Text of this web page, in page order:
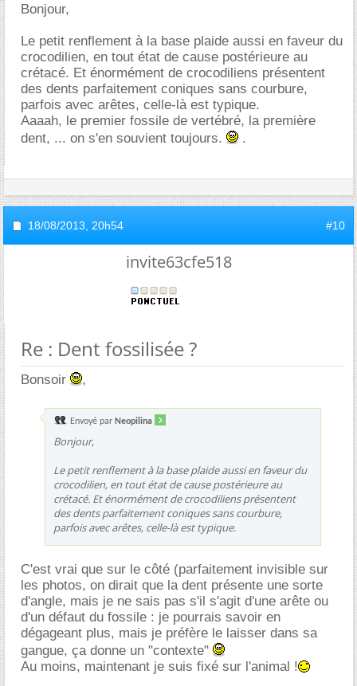
Bonjour,
Le petit renflement à la base plaide aussi en faveur du
crocodilien, en tout état de cause postérieure au
crétacé. Et énormément de crocodiliens présentent
des dents parfaitement coniques sans courbure,
parfois avec arêtes, celle-là est typique.
Aaaah, le premier fossile de vertébré, la première
dent, ... on s'en souvient toujours.
.
18/08/2013, 20h54 #10
invite63cfe518
Re : Dent fossilisée ?
Bonsoir ,
Envoyé par Neopilina
Bonjour,
Le petit renflement à la base plaide aussi en faveur du
crocodilien, en tout état de cause postérieure au
crétacé. Et énormément de crocodiliens présentent
des dents parfaitement coniques sans courbure,
parfois avec arêtes, celle-là est typique.
C'est vrai que sur le côté (parfaitement invisible sur
les photos, on dirait que la dent présente une sorte
d'angle, mais je ne sais pas s'il s'agit d'une arête ou
d'un défaut du fossile : je pourrais savoir en
dégageant plus, mais je préfère le laisser dans sa
gangue, ça donne un "contexte"
Au moins, maintenant je suis fixé sur l'animal !